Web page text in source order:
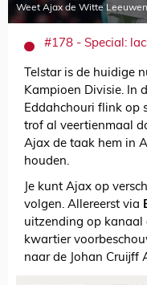
Weet Ajax de Witte
#178 - Special:
Telstar is de huidige
Kampioen Divisie. In
Eddahchouri flink op
trof al veertienmaal
Ajax de taak hem in
houden.
Je kunt Ajax op
volgen. Allereerst via
uitzending op kanaal
kwartier
naar de Johan Cruijff